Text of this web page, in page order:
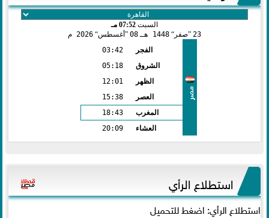
السبت 07:52 مـ
23 صفر 1448 هـ 08 أغسطس 2026 م
مصر
الفجر
03:42
الشروق
05:18
الظهر
12:01
العصر
15:38
المغرب
18:43
العشاء
20:09
استطلاع الرأي
استطلاع الرأي: اضغط للتحميل